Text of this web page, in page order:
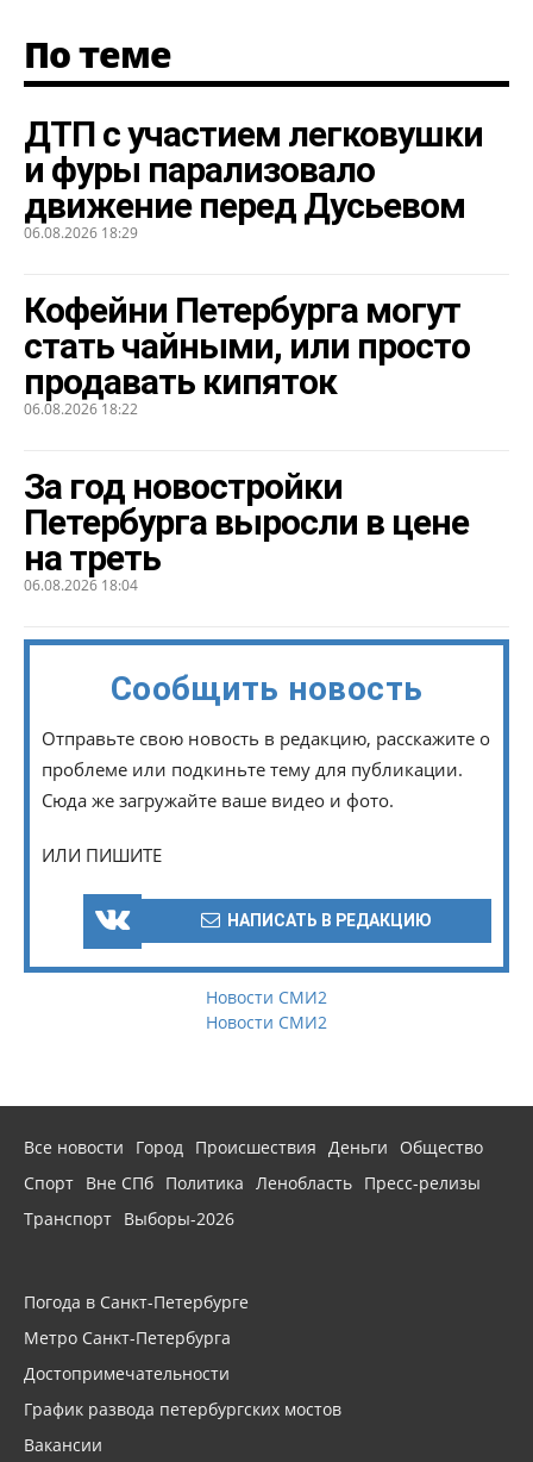
По теме
ДТП с участием легковушки
и фуры парализовало
движение перед Дусьевом
06.08.2026 18:29
Кофейни Петербурга могут
стать чайными, или просто
продавать кипяток
06.08.2026 18:22
За год новостройки
Петербурга выросли в цене
на треть
06.08.2026 18:04
Сообщить новость
Отправьте свою новость в редакцию, расскажите о
проблеме или подкиньте тему для публикации.
Сюда же загружайте ваше видео и фото.
ИЛИ ПИШИТЕ
НАПИСАТЬ В РЕДАКЦИЮ
Новости СМИ2
Новости СМИ2
Все новости Город Происшествия Деньги
Общество
Спорт Вне СПб Политика Ленобласть Пресс-релизы
Транспорт Выборы-2026
Погода в Санкт-Петербурге
Метро Санкт-Петербурга
Достопримечательности
График развода петербургских мостов
Вакансии